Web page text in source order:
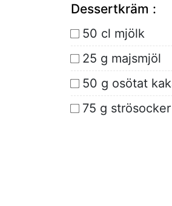
Dessertkräm :
50 cl mjölk
25 g majsmjöl
50 g osötat
75 g strösocker